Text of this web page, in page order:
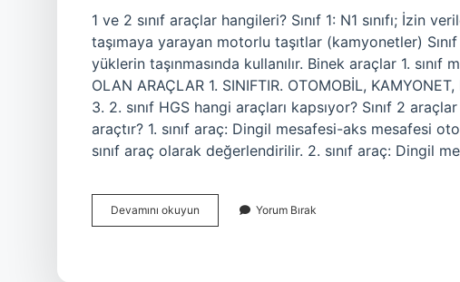
1 ve 2 sınıf araçlar hangileri? Sınıf 1: N1 sınıfı; İzin
taşımaya yarayan motorlu taşıtlar (kamyonetler) Sınıf
yüklerin taşınmasında kullanılır. Binek araçlar 1. sınıf
OLAN ARAÇLAR 1. SINIFTIR. OTOMOBİL,
3. 2. sınıf HGS hangi araçları kapsıyor? Sınıf 2
araçtır? 1. sınıf araç: Dingil mesafesi-aks mesafesi
sınıf araç olarak değerlendirilir. 2. sınıf araç: Dingil
Devamını okuyun
Araç
Yorum Bırak